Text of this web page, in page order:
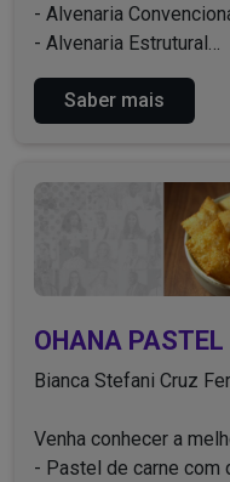
- Alvenaria
- Alvenaria Estrutural
- Serviços
Entre em contato para
Saber mais
OHANA PASTEL
Bianca Stefani Cruz
Venha conhecer a
- Pastel de carne com